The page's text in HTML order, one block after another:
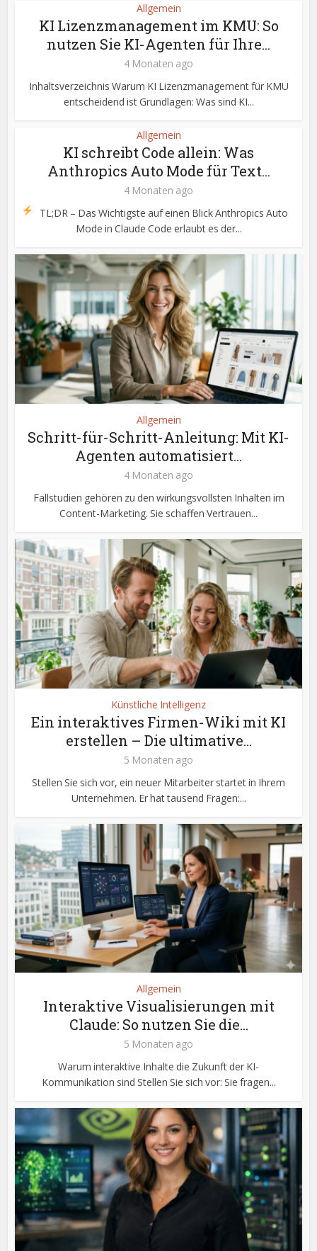
Allgemein
KI Lizenzmanagement im KMU: So
nutzen Sie KI-Agenten für Ihre...
4 Monaten ago
Inhaltsverzeichnis Warum KI Lizenzmanagement für KMU
entscheidend ist Grundlagen: Was sind KI...
Allgemein
KI schreibt Code allein: Was
Anthropics Auto Mode für Text...
4 Monaten ago
TL;DR – Das Wichtigste auf einen Blick Anthropics Auto
Mode in Claude Code erlaubt es der...
Allgemein
Schritt-für-Schritt-Anleitung: Mit KI-
Agenten automatisiert...
4 Monaten ago
Fallstudien gehören zu den wirkungsvollsten Inhalten im
Content-Marketing. Sie schaffen Vertrauen...
Künstliche Intelligenz
Ein interaktives Firmen-Wiki mit KI
erstellen – Die ultimative...
5 Monaten ago
Stellen Sie sich vor, ein neuer Mitarbeiter startet in Ihrem
Unternehmen. Er hat tausend Fragen:...
Allgemein
Interaktive Visualisierungen mit
Claude: So nutzen Sie die...
5 Monaten ago
Warum interaktive Inhalte die Zukunft der KI-
Kommunikation sind Stellen Sie sich vor: Sie fragen...